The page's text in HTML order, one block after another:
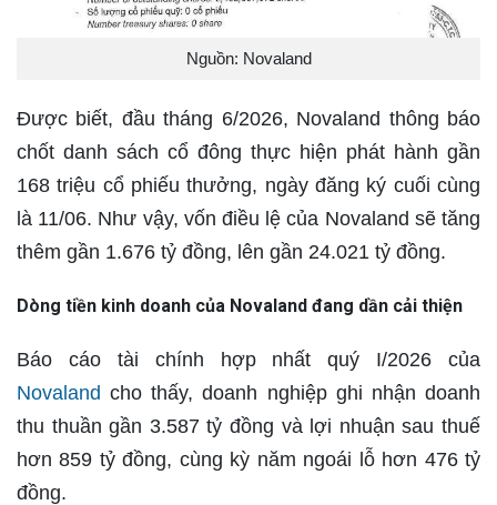
Nguồn: Novaland
Được biết, đầu tháng 6/2026, Novaland thông báo
chốt danh sách cổ đông thực hiện phát hành gần
168 triệu cổ phiếu thưởng, ngày đăng ký cuối cùng
là 11/06. Như vậy, vốn điều lệ của Novaland sẽ tăng
thêm gần 1.676 tỷ đồng, lên gần 24.021 tỷ đồng.
Dòng tiền kinh doanh của Novaland đang dần cải thiện
Báo cáo tài chính hợp nhất quý I/2026 của
Novaland cho thấy, doanh nghiệp ghi nhận doanh
thu thuần gần 3.587 tỷ đồng và lợi nhuận sau thuế
hơn 859 tỷ đồng, cùng kỳ năm ngoái lỗ hơn 476 tỷ
đồng.